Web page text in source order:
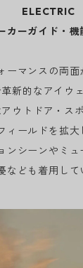
ELECTRIC
カーガイド・機
ーマンスの両面
新的なアイウ
ウトドア・ス
ィールドを拡大
ンシーンやミュ
なども着用して